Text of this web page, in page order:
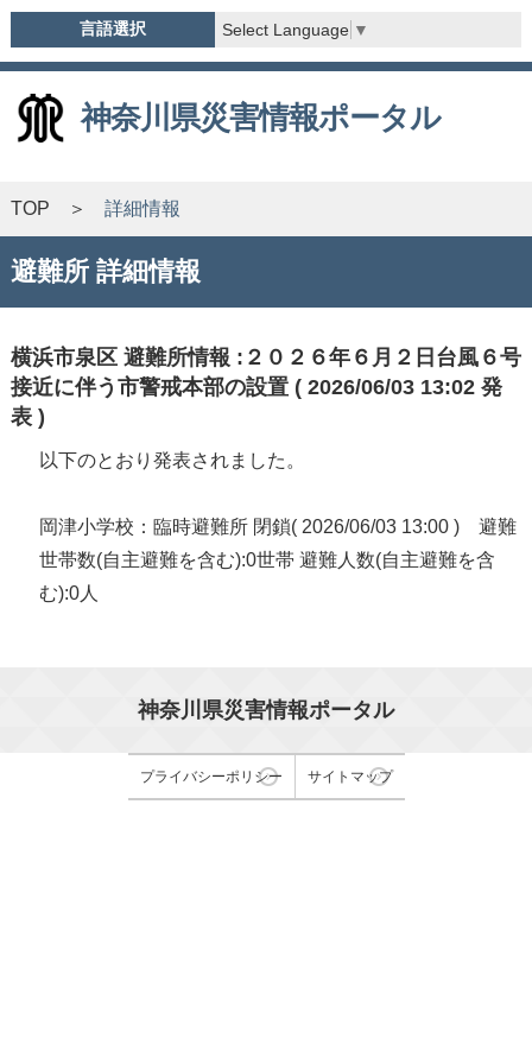
言語選択 Select Language ▼
神奈川県災害情報ポータル
TOP 詳細情報
避難所 詳細情報
横浜市泉区 避難所情報 :２０２６年６月２日台風６号
接近に伴う市警戒本部の設置 ( 2026/06/03 13:02 発
表 )
以下のとおり発表されました。
岡津小学校：臨時避難所 閉鎖( 2026/06/03 13:00 ) 避難
世帯数(自主避難を含む):0世帯 避難人数(自主避難を含
む):0人
神奈川県災害情報ポータル
プライバシーポリシー サイトマップ